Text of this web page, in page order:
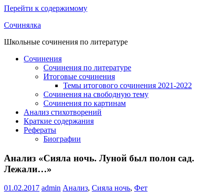
Перейти к содержимому
Сочинялка
Школьные сочинения по литературе
Сочинения
Сочинения по литературе
Итоговые сочинения
Темы итогового сочинения 2021-2022
Сочинения на свободную тему
Сочинения по картинам
Анализ стихотворений
Краткие содержания
Рефераты
Биографии
Анализ «Сияла ночь. Луной был полон сад.
Лежали…»
01.02.2017 admin Анализ, Сияла ночь, Фет